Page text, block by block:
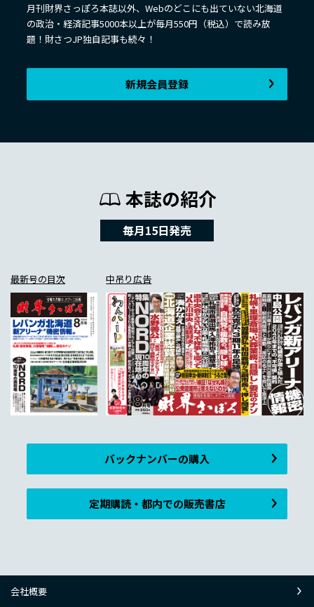
月刊財界さっぽろ本誌以外、Webのどこにも出ていない北海道
の政治・経済記事5000本以上が毎月550円（税込）で読み放
題！財さつJP独自記事も続々！
新規会員登録
本誌の紹介
毎月15日発売
最新号の目次 中吊り広告
バックナンバーの購入
定期購読・都内での販売書店
会社概要